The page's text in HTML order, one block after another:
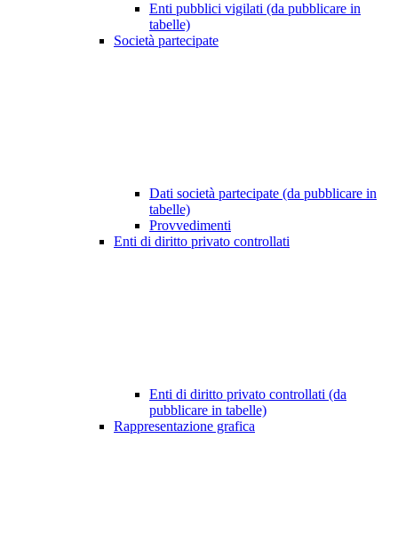
Enti pubblici vigilati (da pubblicare in
tabelle)
Società partecipate
Dati società partecipate (da pubblicare in
tabelle)
Provvedimenti
Enti di diritto privato controllati
Enti di diritto privato controllati (da
pubblicare in tabelle)
Rappresentazione grafica